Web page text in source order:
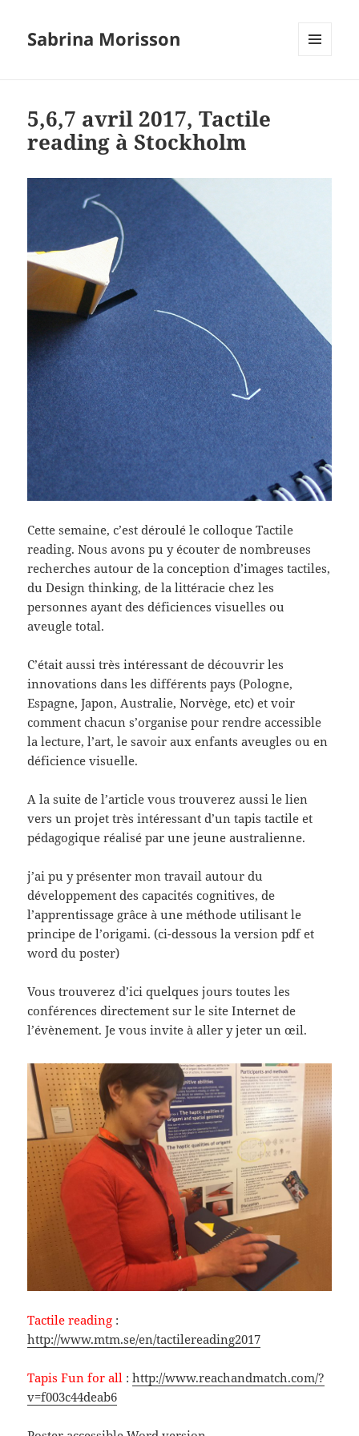
Sabrina Morisson
5,6,7 avril 2017, Tactile
reading à Stockholm
Cette semaine, c’est déroulé le colloque Tactile
reading. Nous avons pu y écouter de nombreuses
recherches autour de la conception d’images tactiles,
du Design thinking, de la littéracie chez les
personnes ayant des déficiences visuelles ou
aveugle total.
C’était aussi très intéressant de découvrir les
innovations dans les différents pays (Pologne,
Espagne, Japon, Australie, Norvège, etc) et voir
comment chacun s’organise pour rendre accessible
la lecture, l’art, le savoir aux enfants aveugles ou en
déficience visuelle.
A la suite de l’article vous trouverez aussi le lien
vers un projet très intéressant d’un tapis tactile et
pédagogique réalisé par une jeune australienne.
j’ai pu y présenter mon travail autour du
développement des capacités cognitives, de
l’apprentissage grâce à une méthode utilisant le
principe de l’origami. (ci-dessous la version pdf et
word du poster)
Vous trouverez d’ici quelques jours toutes les
conférences directement sur le site Internet de
l’évènement. Je vous invite à aller y jeter un œil.
Tactile reading :
http://www.mtm.se/en/tactilereading2017
Tapis Fun for all :http://www.reachandmatch.com/?
v=f003c44deab6